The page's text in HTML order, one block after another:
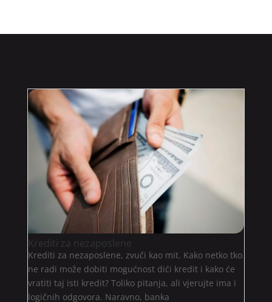
Krediti za nezaposlene
Krediti za nezaposlene, zvuči kao mit. Kako netko tko
ne radi može dobiti mogućnost dići kredit i kako će
vratiti taj isti kredit? Toliko pitanja, ali vjerujte ima i
logičnih odgovora. Naravno, banka